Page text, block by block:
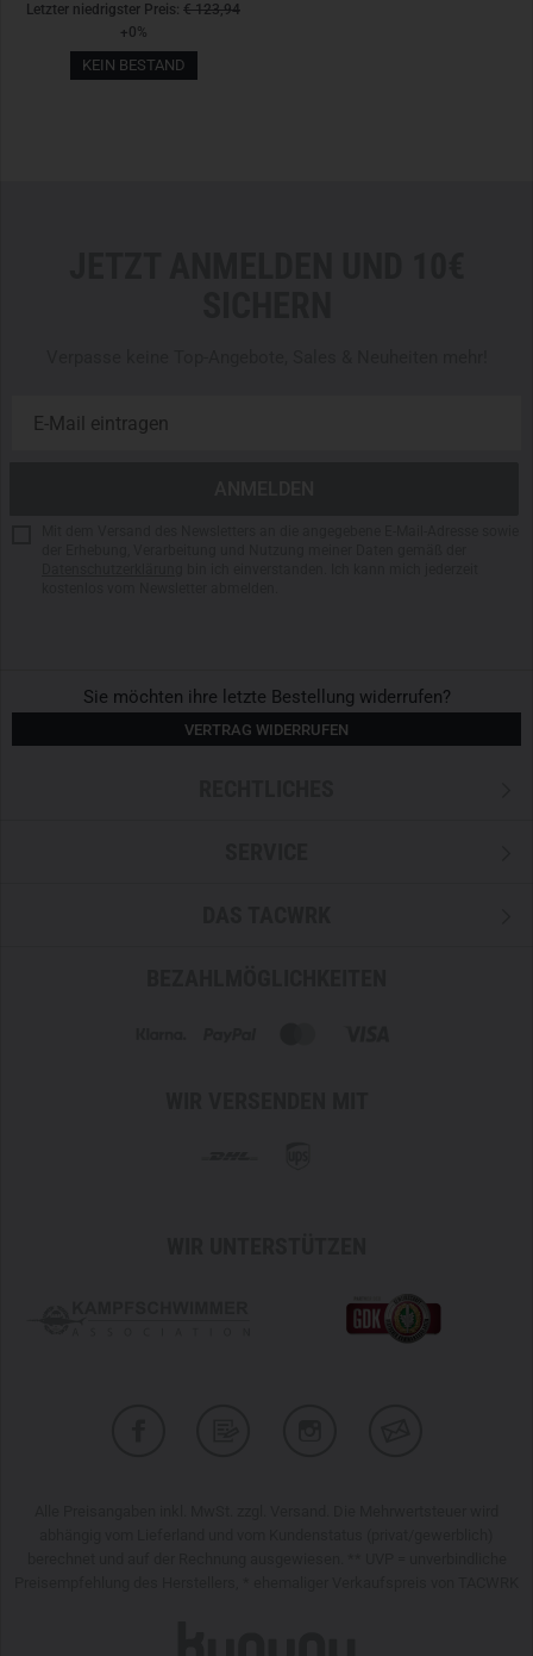
Letzter niedrigster Preis: € 123,94
+0%
KEIN BESTAND
Sie möchten ihre letzte Bestellung widerrufen?
VERTRAG WIDERRUFEN